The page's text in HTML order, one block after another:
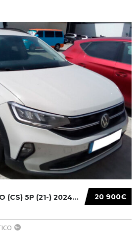
20 900€
(CS) 5P (21-) 2024...